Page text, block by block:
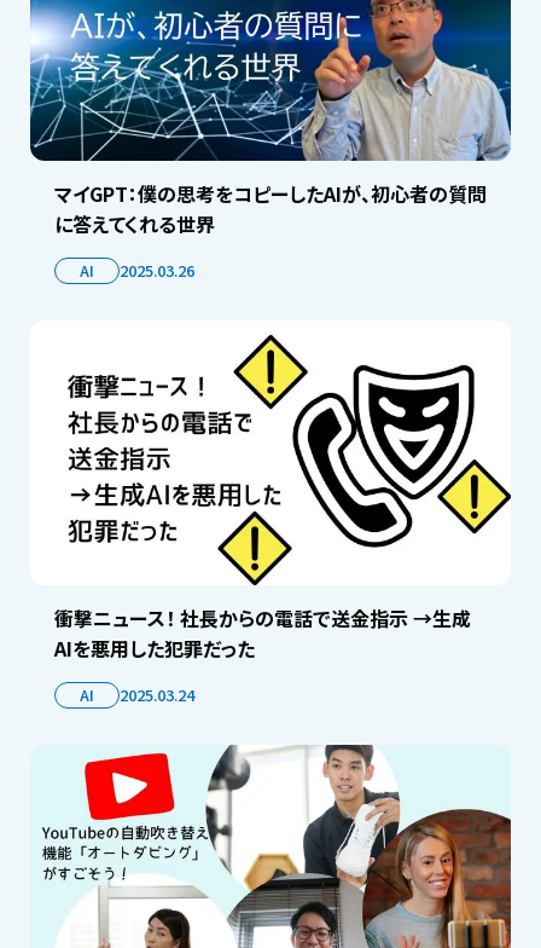
マイGPT：僕の思考をコピーしたAIが、初心者の質問
に答えてくれる世界
AI 2025.03.26
衝撃ニュース！ 社長からの電話で送金指示 →生成
AIを悪用した犯罪だった
AI 2025.03.24